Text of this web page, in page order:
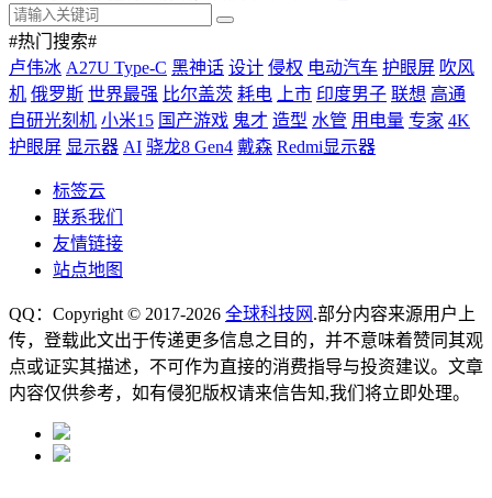
#热门搜索#
卢伟冰 A27U Type-C 黑神话 设计 侵权 电动汽车 护眼屏 吹风
机 俄罗斯 世界最强 比尔盖茨 耗电 上市 印度男子 联想 高通
自研光刻机 小米15 国产游戏 鬼才 造型 水管 用电量 专家 4K
护眼屏 显示器 AI 骁龙8 Gen4 戴森 Redmi显示器
标签云
联系我们
友情链接
站点地图
QQ：Copyright © 2017-2026 全球科技网 .部分内容来源用户上
传，登载此文出于传递更多信息之目的，并不意味着赞同其观
点或证实其描述，不可作为直接的消费指导与投资建议。文章
内容仅供参考，如有侵犯版权请来信告知,我们将立即处理。